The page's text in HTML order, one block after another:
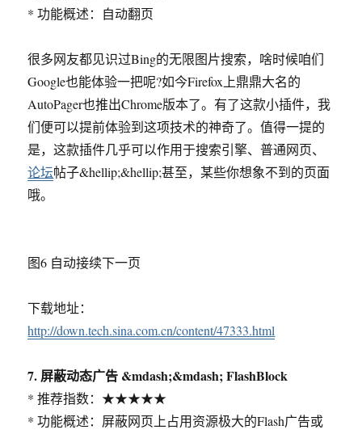
* 功能概述：自动翻页
很多网友都见识过Bing的无限图片搜索，啥时候咱们
Google也能体验一把呢?如今Firefox上鼎鼎大名的
AutoPager也推出Chrome版本了。有了这款小插件，我
们便可以提前体验到这项技术的神奇了。值得一提的
是，这款插件几乎可以作用于搜索引擎、普通网页、
论坛帖子&hellip;&hellip;甚至，某些你想象不到的页面
哦。
图6 自动接续下一页
下载地址：
http://down.tech.sina.com.cn/content/47333.html
7. 屏蔽动态广告 &mdash;&mdash; FlashBlock
* 推荐指数：★★★★★
* 功能概述：屏蔽网页上占用资源极大的Flash广告或